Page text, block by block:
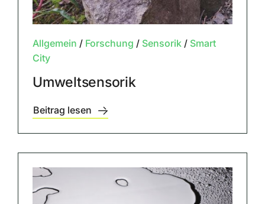
Allgemein / Forschung / Sensorik/ Smart
City
Umweltsensorik
Beitrag lesen